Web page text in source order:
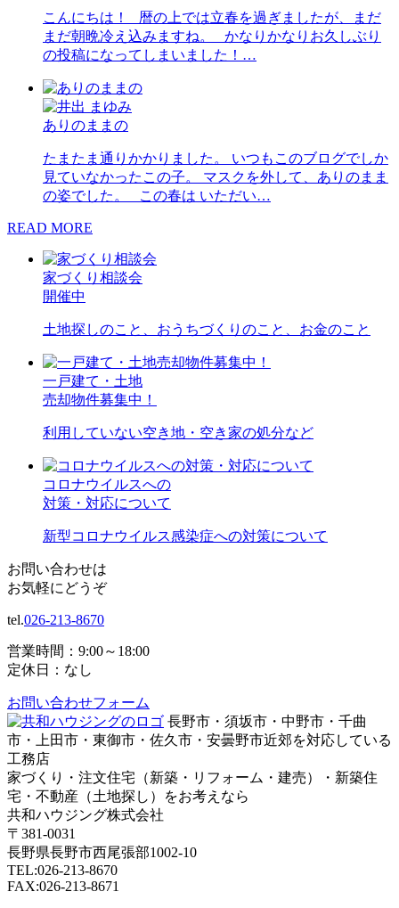
こんにちは！ 暦の上では立春を過ぎましたが、まだ
まだ朝晩冷え込みますね。 かなりかなりお久しぶり
の投稿になってしまいました！…
ありのままの
たまたま通りかかりました。 いつもこのブログでしか
見ていなかったこの子。 マスクを外して、ありのまま
の姿でした。 この春は いただい…
READ MORE
家づくり相談会
開催中
土地探しのこと、おうちづくりのこと、お金のこと
一戸建て・土地
売却物件募集中！
利用していない空き地・空き家の処分など
コロナウイルスへの
対策・対応について
新型コロナウイルス感染症への対策について
お問い合わせは
お気軽にどうぞ
tel.026-213-8670
営業時間：9:00～18:00
定休日：なし
お問い合わせフォーム
長野市・須坂市・中野市・千曲
市・上田市・東御市・佐久市・安曇野市近郊を対応している
工務店
家づくり・注文住宅（新築・リフォーム・建売）・新築住
宅・不動産（土地探し）をお考えなら
共和ハウジング株式会社
〒381-0031
長野県長野市西尾張部1002-10
TEL:026-213-8670
FAX:026-213-8671